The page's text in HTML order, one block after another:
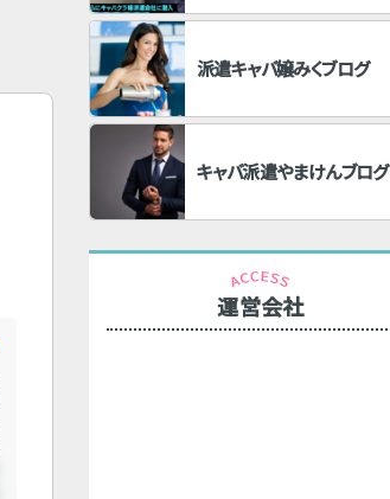
派遣キャバ嬢みくブログ
キャバ派遣やまけんブログ
運営会社